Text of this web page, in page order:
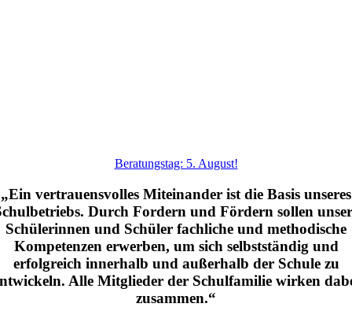
Beratungstag: 5. August!
„Ein vertrauensvolles Miteinander ist die Basis unseres
Durch Fordern und Fördern sollen
Schülerinnen und Schüler fachliche und methodische
Kompetenzen erwerben, um sich selbstständig und
erfolgreich innerhalb und außerhalb der Schule zu
Alle Mitglieder der Schulfamilie wirken
zusammen.“